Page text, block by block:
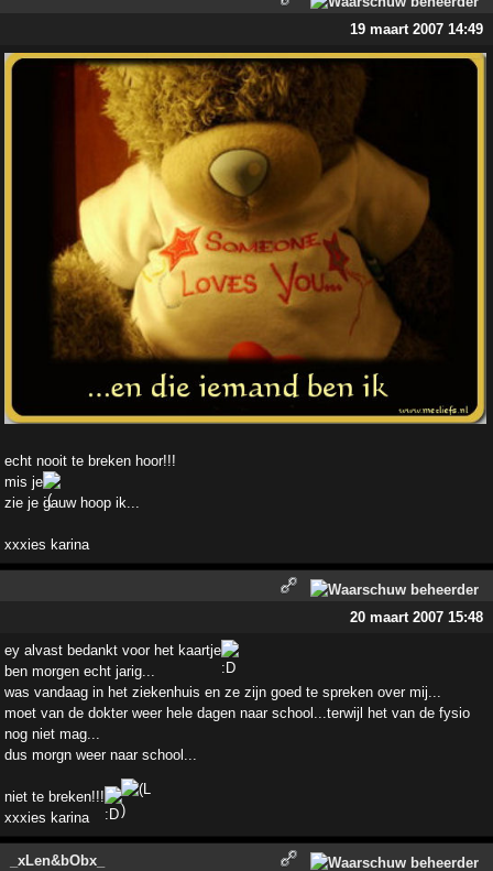
19 maart 2007 14:49
echt nooit te breken hoor!!!
mis je
zie je gauw hoop ik...
xxxies karina
20 maart 2007 15:48
ey alvast bedankt voor het kaartje
ben morgen echt jarig...
was vandaag in het ziekenhuis en ze zijn goed te spreken over mij...
moet van de dokter weer hele dagen naar school...terwijl het van de fysio
nog niet mag...
dus morgn weer naar school...
niet te breken!!!
xxxies karina
_xLen&bObx_